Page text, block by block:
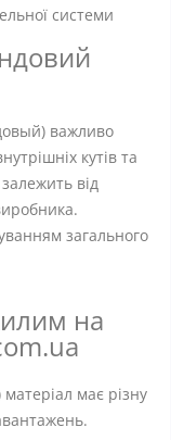
системи
важливо
кутів та
від
загального
на
матеріал має різну